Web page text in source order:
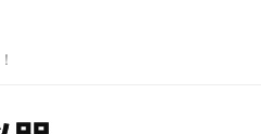
！